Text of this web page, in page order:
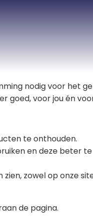
nodig voor het
goed, voor jou én
te onthouden.
en deze beter te
zowel op onze
de pagina.